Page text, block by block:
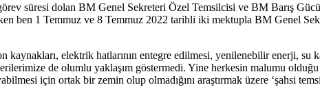
süresi dolan BM Genel Sekreteri Özel Temsilcisi ve BM Barış
ben 1 Temmuz ve 8 Temmuz 2022 tarihli iki mektupla BM Genel
elektrik hatlarının entegre edilmesi, yenilenebilir enerji, su
de olumlu yaklaşım göstermedi. Yine herkesin malumu olduğu
için ortak bir zemin olup olmadığını araştırmak üzere ‘şahsi